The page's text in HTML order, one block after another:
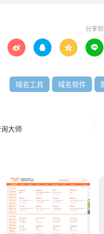
分享到
   
域名工具 域名软件
大师